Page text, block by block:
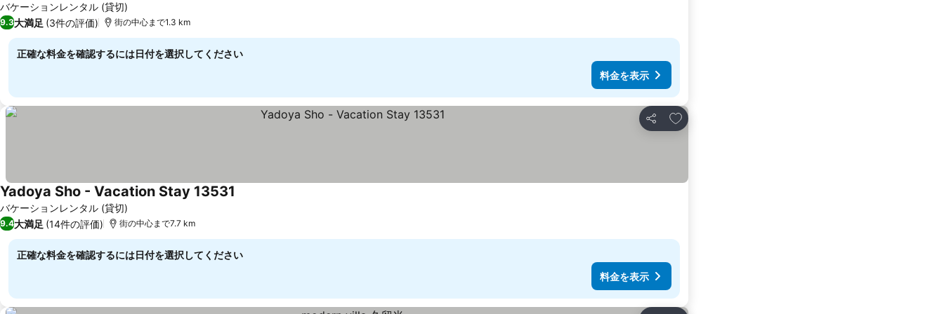
バケーションレンタル (貸切)
9.3大満足 (3件の評価) 街の中心まで1.3 km
正確な料金を確認するには日付を選択してください
料金を表示
シェア
お気に入りに追加
バケーションレンタル (貸切)
Yadoya Sho - Vacation Stay 13531
9.4大満足 (14件の評価) 街の中心まで7.7 km
正確な料金を確認するには日付を選択してください
料金を表示